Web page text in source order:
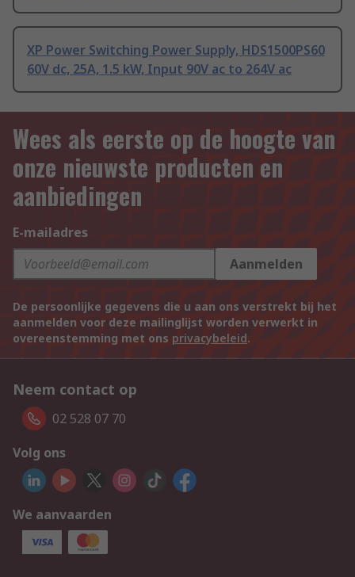
XP Power Switching Power Supply, HDS1500PS60
60V dc, 25A, 1.5 kW, Input 90V ac to 264V ac
Wees als eerste op de hoogte van
onze nieuwste producten en
aanbiedingen
E-mailadres
Aanmelden
De persoonlijke gegevens die u aan ons verstrekt bij het
aanmelden voor deze mailinglijst worden verwerkt in
overeenstemming met ons privacybeleid.
Neem contact op
02 528 07 70
Volg ons
We aanvaarden